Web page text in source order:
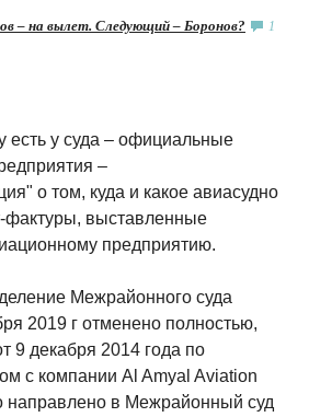
– на вылет. Следующий – Боронов? 1
есть у суда – официальные
–
о том, куда и какое авиасудно
фактуры, выставленные
предприятию.
Межрайонного суда
2019 г отменено полностью,
9 декабря 2014 года по
с компании Al Amyal Aviation
направлено в Межрайонный суд